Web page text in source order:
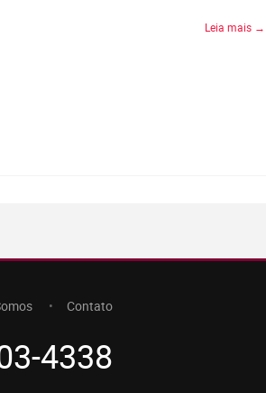
Leia mais →
Contato
4338